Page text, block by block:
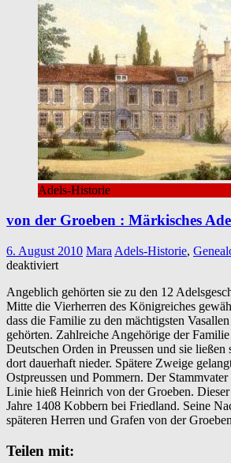
Adels-Historie
von der Groeben : Märkisches
6. August 2010 Mara Adels-Historie,
deaktiviertfür
der
Groeben
:
Märkisches
Adelsgeschlecht
Angeblich gehörten sie zu den 12
Mitte die Vierherren des Königreiches
dass die Familie zu den mächtigsten
gehörten. Zahlreiche Angehörige der
Deutschen Orden in Preussen und sie
dort dauerhaft nieder. Spätere Zweige
Ostpreussen und Pommern. Der Stammvater
Linie hieß Heinrich von der Groeben.
Jahre 1408 Kobbern bei Friedland. Seine
späteren Herren und Grafen von der
Teilen mit: